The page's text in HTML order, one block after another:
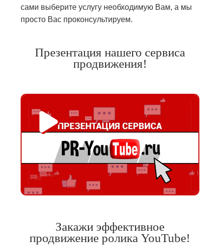
сами выберите услугу необходимую Вам, а мы
просто Вас проконсультируем.
Презентация нашего сервиса
продвижения!
Закажи эффективное
продвижение ролика YouTube!